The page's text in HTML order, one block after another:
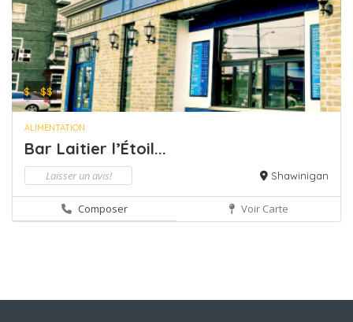
$ - $$
ALIMENTATION
Bar Laitier l’Étoil...
Laisser un avis! Shawinigan
Composer Voir Carte